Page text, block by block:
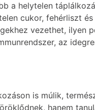
a helytelen
cukor, fehérliszt
vezethet, ilyen
az
is múlik,
hanem